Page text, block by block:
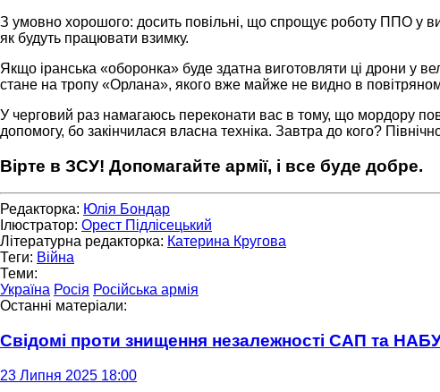
З умовно хорошого: досить повільні, що спрощує роботу ППО у
як будуть працювати взимку.
Якщо іранська «оборонка» буде здатна виготовляти ці дрони у
стане на тропу «Орлана», якого вже майже не видно в
У черговий раз намагаюсь переконати вас в тому, що мордору
допомогу, бо закінчилася власна техніка. Завтра до кого?
Вірте в ЗСУ! Допомагайте армії, і все буде добре.
Редакторка: Юлія Бондар
Ілюстратор: Орест Підлісецький
Літературна редакторка: Катерина Кругова
Теги: Війна
Теми:
Україна Росія Російська армія
Останні матеріали:
Свідомі проти знищення незалежності САП та
23 Липня 2025 18:00